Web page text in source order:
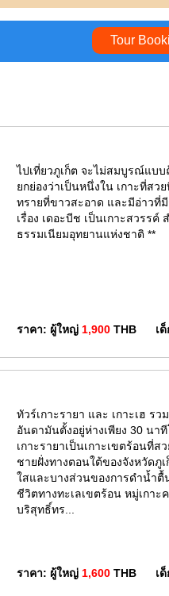
Tour
ไปเที่ยวภูเก็ต จะไม่สมบูรณ์แบบ
ยกย่องว่าเป็นหนึ่งใน เกาะที่ส
ทรายที่ขาวสะอาด และมีอ่าวที่
เรื่อง เดอะบีช เป็นเกาะสวรร
ธรรมเนียมอุทยานแห่งชาติ **
ราคา: ผู้ใหญ่ 1,900 THB เ
ทัวร์เกาะรายา และ เกาะเฮ ร
อันดามันตั้งอยู่ห่างเพียง 30 นาที
เกาะรายาเป็นเกาะเขตร้อนที่ส
ชายฝั่งทางตอนใต้ของจังหวัดภู
ใสและบางส่วนของการดำน้ำ
ชีวิตทางทะเลเขตร้อน หมู่เกา
บริสุทธิ์ทร...
ราคา: ผู้ใหญ่ 1,600 THB เ